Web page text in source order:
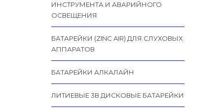
ИНСТРУМЕНТА И АВАРИЙНОГО
ОСВЕЩЕНИЯ
БАТАРЕЙКИ (ZINC AIR) ДЛЯ СЛУХОВЫХ
АППАРАТОВ
БАТАРЕЙКИ АЛКАЛАЙН
ЛИТИЕВЫЕ 3В ДИСКОВЫЕ БАТАРЕЙКИ